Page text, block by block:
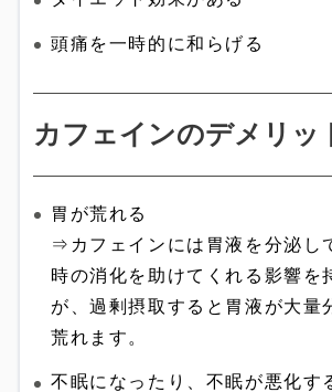
頭痛を一時的に和らげる
カフェインのデメリッ
胃が荒れる
⇒カフェインには胃液を分泌し
時の消化を助けてくれる影響を
が、過剰摂取すると胃液が大量
荒れます。
不眠になったり、不眠が悪化す